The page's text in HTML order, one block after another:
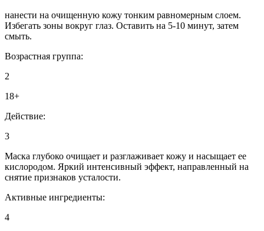
нанести на очищенную кожу тонким равномерным слоем.
Избегать зоны вокруг глаз. Оставить на 5-10 минут, затем
смыть.
Возрастная группа:
2
18+
Действие:
3
Маска глубоко очищает и разглаживает кожу и насыщает ее
кислородом. Яркий интенсивный эффект, направленный на
снятие признаков усталости.
Активные ингредиенты:
4